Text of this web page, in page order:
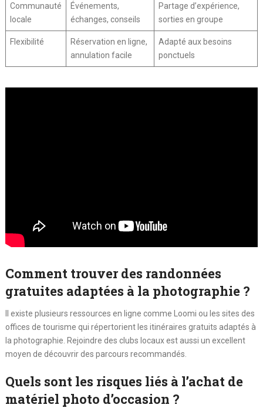
Communauté
locale
Événements,
échanges, conseils
Partage d’expérience,
sorties en groupe
Flexibilité
Réservation en ligne,
annulation facile
Adapté aux besoins
ponctuels
Comment trouver des randonnées
gratuites adaptées à la photographie ?
Il existe plusieurs ressources en ligne comme Loomi ou les sites des
offices de tourisme qui répertorient les itinéraires gratuits adaptés à
la photographie. Rejoindre des clubs locaux est aussi un excellent
moyen de découvrir des parcours recommandés.
Quels sont les risques liés à l’achat de
matériel photo d’occasion ?